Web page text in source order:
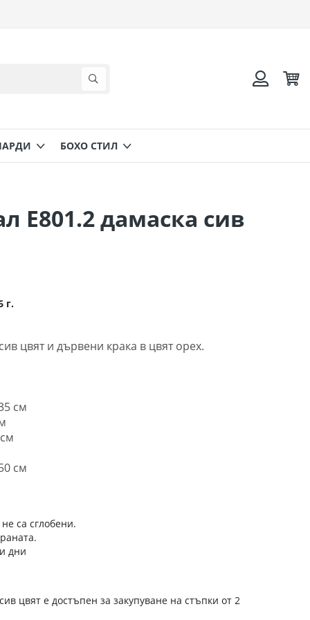
БОХО СТИЛ
Ε801.2 дамаска сив
г.
цвят и дървени крака в цвят орех.
см
см
са сглобени.
дни
цвят е достъпен за закупуване на стъпки от 2